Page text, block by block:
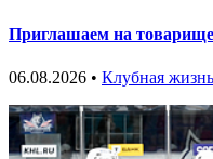
Приглашаем на
06.08.2026 • Клубная жизнь